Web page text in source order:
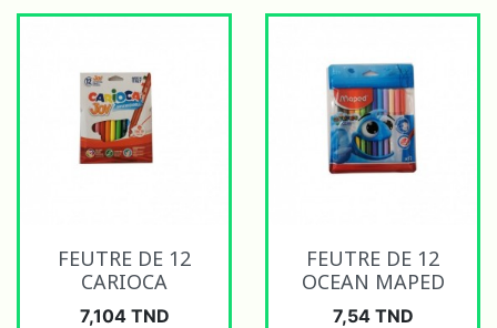
FEUTRE DE 12
CARIOCA
Prix
7,104 TND
FEUTRE DE 12
OCEAN MAPED
Prix
7,54 TND